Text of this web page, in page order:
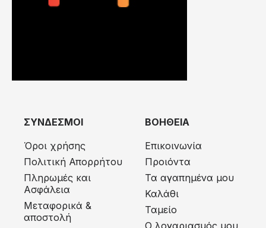
ΣΥΝΔΕΣΜΟΙ
Όροι χρήσης
Πολιτική Απορρήτου
Πληρωμές και
Ασφάλεια
Μεταφορικά &
αποστολή
ΒΟΗΘΕΙΑ
Επικοινωνία
Προιόντα
Τα αγαπημένα μου
Καλάθι
Ταμείο